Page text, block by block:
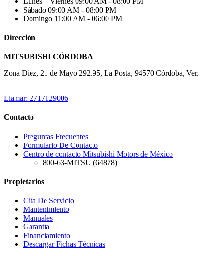
Sábado 09:00 AM - 08:00 PM
Domingo 11:00 AM - 06:00 PM
Dirección
MITSUBISHI CÓRDOBA
Zona Diez, 21 de Mayo 292.95, La Posta, 94570 Córdoba, Ver.
Llamar: 2717129006
Contacto
Preguntas Frecuentes
Formulario De Contacto
Centro de contacto Mitsubishi Motors de México
800-63-MITSU (64878)
Propietarios
Cita De Servicio
Mantenimiento
Manuales
Garantía
Financiamiento
Descargar Fichas Técnicas